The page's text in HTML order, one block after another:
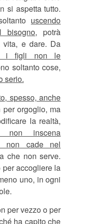
si aspetta tutto.
uscendo
bisogno, potrà
vita, e dare. Da
i figli non le
soltanto cose,
serio.
spesso, anche
per orgoglio, ma
la realtà,
non inscena
non cade nel
che non serve.
accogliere la
uno, in ogni
per vezzo o per
ha capito che